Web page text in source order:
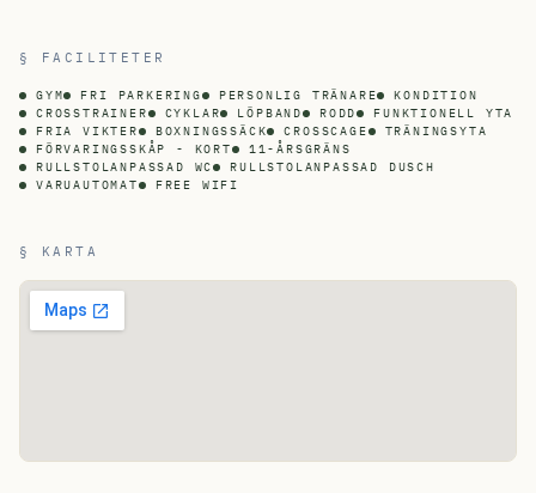
§ FACILITETER
GYM FRI PARKERING PERSONLIG TRÄNARE
KONDITION
CROSSTRAINER
CYKLAR LÖPBAND RODD
FUNKTIONELL YTA
FRIA VIKTER
BOXNINGSSÄCK CROSSCAGE
TRÄNINGSYTA
FÖRVARINGSSKÅP - KORT
11-ÅRSGRÄNS
RULLSTOLANPASSAD WC
RULLSTOLANPASSAD DUSCH
VARUAUTOMAT
FREE WIFI
§ KARTA